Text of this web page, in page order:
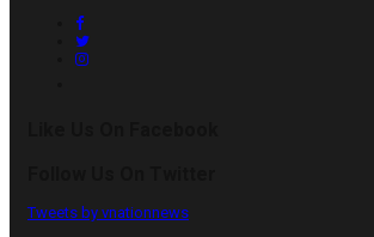
Tweets by vnationnews